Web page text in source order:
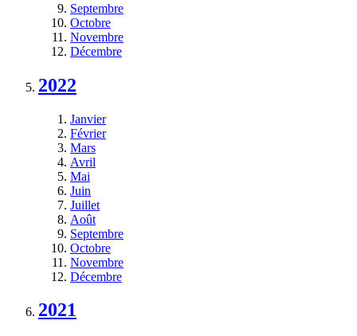
Septembre
Octobre
Novembre
Décembre
2022
Janvier
Février
Mars
Avril
Mai
Juin
Juillet
Août
Septembre
Octobre
Novembre
Décembre
2021